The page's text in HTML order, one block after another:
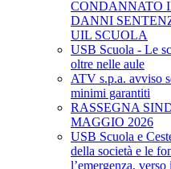
CONDANNATO
DANNI
UIL SCUOLA
USB Scuola - Le
oltre nelle aule
ATV s.p.a. avviso
minimi garantiti
RASSEGNA
MAGGIO 2026
USB Scuola e
della società e le
l’emergenza,